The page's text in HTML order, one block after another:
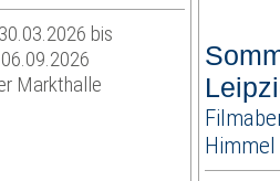
bis
Markthalle
Himmel